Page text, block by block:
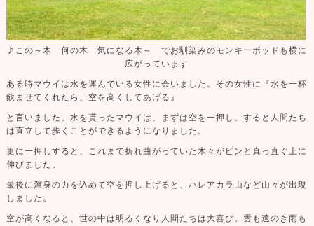
♪ この～木 何の木 気になる木～ でお馴染みのモンキーポッドも横に
広がっています
ある時マウイは水を運んでいる女性に会いました。その女性に『水を一杯
飲ませてくれたら、空を高くしてあげる』
と言いました。水を貰ったマウイは、まずは空を一押し。すると人間たち
は直立して歩くことができるようになりました。
更に一押しすると、これまで折れ曲がっていた木々がピンと真っ直ぐ上に
伸びました。
最後に渾身の力を込めて空を押し上げると、ハレアカラ山など山々が出現
しました。
空が高くなると、世の中は明るくなり人間たちは大喜び。雲も遠のき雨も